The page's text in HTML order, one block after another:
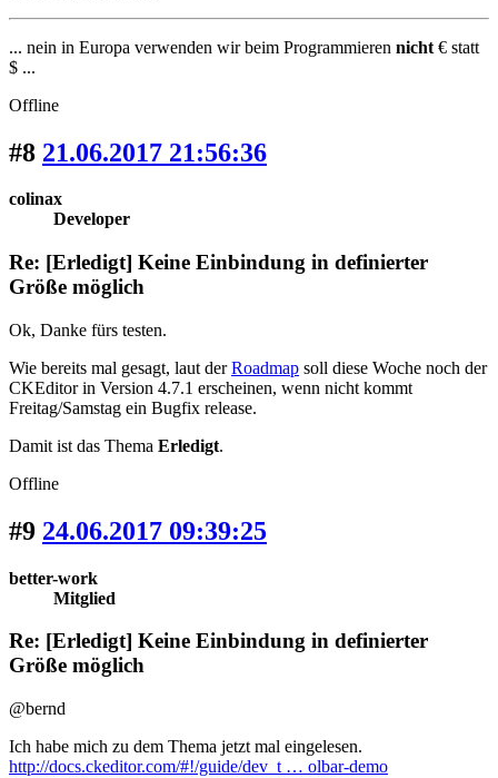
... nein in Europa verwenden wir beim Programmieren nicht € statt
$ ...
Offline
#8 21.06.2017 21:56:36
colinax
Developer
Re: [Erledigt] Keine Einbindung in definierter
Größe möglich
Ok, Danke fürs testen.
Wie bereits mal gesagt, laut derRoadmap soll diese Woche noch der
CKEditor in Version 4.7.1 erscheinen, wenn nicht kommt
Freitag/Samstag ein Bugfix release.
Damit ist das Thema Erledigt.
Offline
#9 24.06.2017 09:39:25
better-work
Mitglied
Re: [Erledigt] Keine Einbindung in definierter
Größe möglich
@bernd
Ich habe mich zu dem Thema jetzt mal eingelesen.
http://docs.ckeditor.com/#!/guide/dev_t … olbar-demo